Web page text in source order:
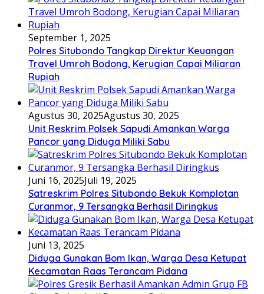
September 1, 2025
Polres Situbondo Tangkap Direktur Keuangan
Travel Umroh Bodong, Kerugian Capai Miliaran
Rupiah
Agustus 30, 2025Agustus 30, 2025
Unit Reskrim Polsek Sapudi Amankan Warga
Pancor yang Diduga Miliki Sabu
Juni 16, 2025Juli 19, 2025
Satreskrim Polres Situbondo Bekuk Komplotan
Curanmor, 9 Tersangka Berhasil Diringkus
Juni 13, 2025
Diduga Gunakan Bom Ikan, Warga Desa Ketupat
Kecamatan Raas Terancam Pidana